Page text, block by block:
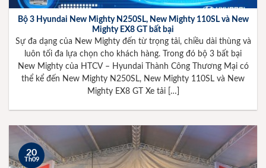
Bộ 3 Hyundai New Mighty N250SL, New Mighty 110SL và New
Mighty EX8 GT bất bại
Sự đa dạng của New Mighty đến từ trọng tải, chiều dài thùng và
luôn tối đa lựa chọn cho khách hàng. Trong đó bộ 3 bất bại
New Mighty của HTCV – Hyundai Thành Công Thương Mại có
thể kể đến New Mighty N250SL, New Mighty 110SL và New
Mighty EX8 GT Xe tải […]
20
Th09